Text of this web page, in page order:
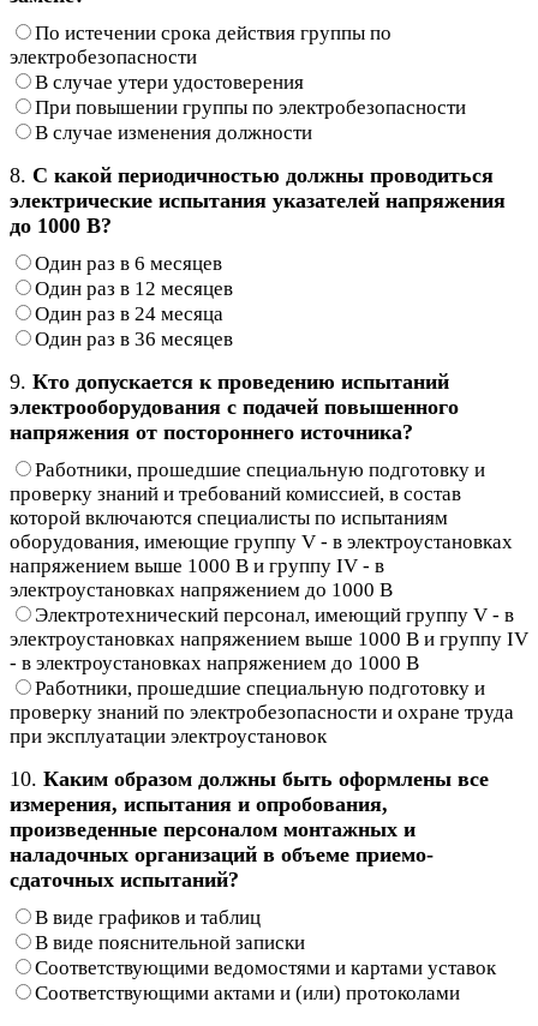
По истечении срока действия группы по
электробезопасности
В случае утери удостоверения
При повышении группы по электробезопасности
В случае изменения должности
8. С какой периодичностью должны проводиться
электрические испытания указателей напряжения
до 1000 В?
Один раз в 6 месяцев
Один раз в 12 месяцев
Один раз в 24 месяца
Один раз в 36 месяцев
9. Кто допускается к проведению испытаний
электрооборудования с подачей повышенного
напряжения от постороннего источника?
Работники, прошедшие специальную подготовку и
проверку знаний и требований комиссией, в состав
которой включаются специалисты по испытаниям
оборудования, имеющие группу V - в электроустановках
напряжением выше 1000 В и группу IV - в
электроустановках напряжением до 1000 В
Электротехнический персонал, имеющий группу V - в
электроустановках напряжением выше 1000 В и группу IV
- в электроустановках напряжением до 1000 В
Работники, прошедшие специальную подготовку и
проверку знаний по электробезопасности и охране труда
при эксплуатации электроустановок
10. Каким образом должны быть оформлены все
измерения, испытания и опробования,
произведенные персоналом монтажных и
наладочных организаций в объеме приемо-
сдаточных испытаний?
В виде графиков и таблиц
В виде пояснительной записки
Соответствующими ведомостями и картами уставок
Соответствующими актами и (или) протоколами